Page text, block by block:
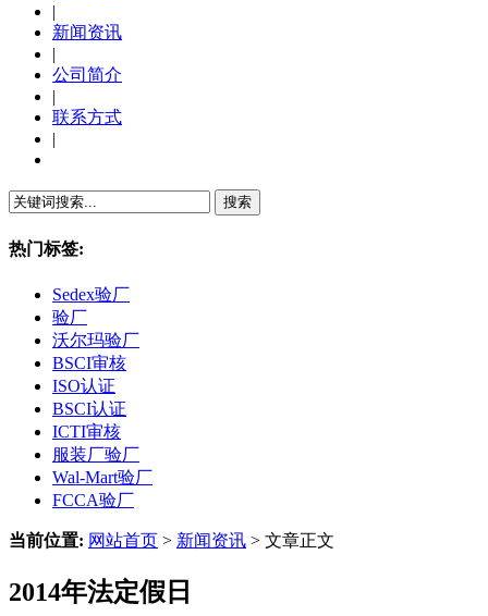
|
新闻资讯
|
公司简介
|
联系方式
|
热门标签:
Sedex验厂
验厂
沃尔玛验厂
BSCI审核
ISO认证
BSCI认证
ICTI审核
服装厂验厂
Wal-Mart验厂
FCCA验厂
当前位置: 网站首页 > 新闻资讯 > 文章正文
2014年法定假日